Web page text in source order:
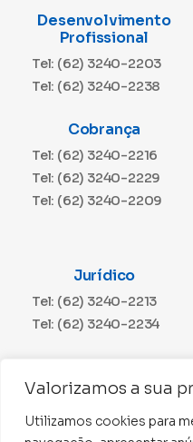
Valorizamos a sua
Utilizamos cookies para
Desenvolvimento
Profissional
Tel: (62) 3240-2203
Tel: (62) 3240-2238
Cobrança
Tel: (62) 3240-2216
Tel: (62) 3240-2229
Tel: (62) 3240-2209
Jurídico
Tel: (62) 3240-2213
Tel: (62) 3240-2234
Tel: (62) 3240-2230